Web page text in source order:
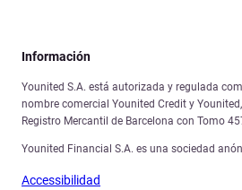
Información
Younited S.A. está autorizada y regulada
nombre comercial Younited Credit y
Registro Mercantil de Barcelona con Tomo
Younited Financial S.A. es una sociedad
Accessibilidad